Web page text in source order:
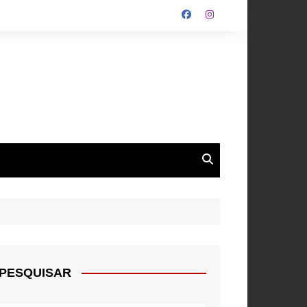
PESQUISAR